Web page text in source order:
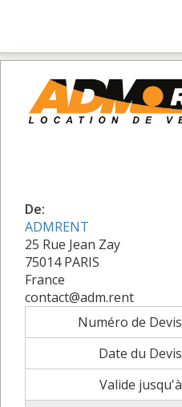
De:
ADMRENT
25 Rue Jean Zay
75014 PARIS
France
contact@adm.rent
Numéro de Devis
Date du Devis
Valide jusqu'à